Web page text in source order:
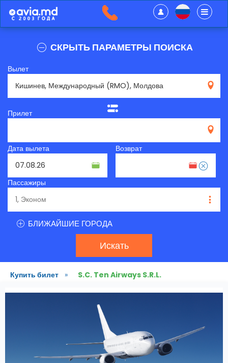
СКРЫТЬ ПАРАМЕТРЫ ПОИСКА
Вылет
Прилет
Дата вылета Возврат
Пассажиры
БЛИЖАЙШИЕ ГОРОДА
Искать
Купить билет » S.C. Ten Airways S.R.L.